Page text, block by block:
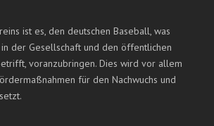
ist es, den deutschen Baseball, was
in der Gesellschaft und den öffentlichen
voranzubringen. Dies wird vor allem
für den Nachwuchs und